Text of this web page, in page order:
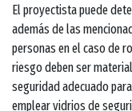
El proyectista puede
además de las
personas en el caso de
riesgo deben ser
seguridad adecuado
emplear vidrios de